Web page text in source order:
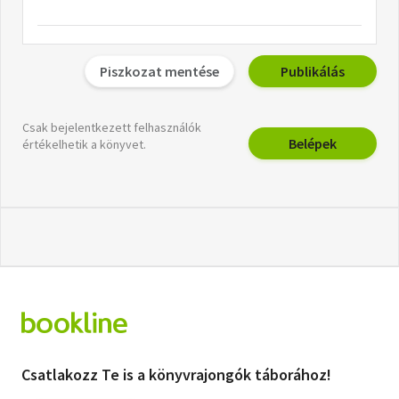
Piszkozat mentése Publikálás
Csak bejelentkezett felhasználók
értékelhetik a könyvet.
Belépek
Csatlakozz Te is a könyvrajongók táborához!